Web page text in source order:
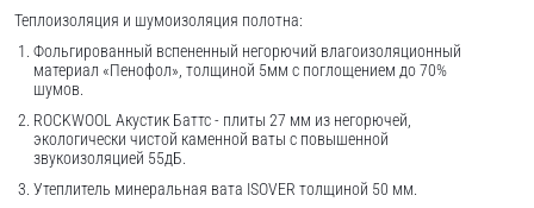
Теплоизоляция и шумоизоляция полотна:
Фольгированный вспененный негорючий влагоизоляционный
материал «Пенофол», толщиной 5мм с поглощением до 70%
шумов.
ROCKWOOL Акустик Баттс - плиты 27 мм из негорючей,
экологически чистой каменной ваты с повышенной
звукоизоляцией 55дБ.
Утеплитель минеральная вата ISOVER толщиной 50 мм.